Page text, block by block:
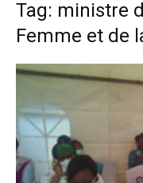
Tag: ministre
Femme et de